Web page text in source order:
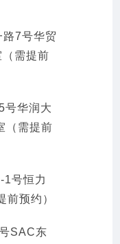
7号华贸
需提前
号华润大
（需提前
1号恒力
前预约）
SAC东